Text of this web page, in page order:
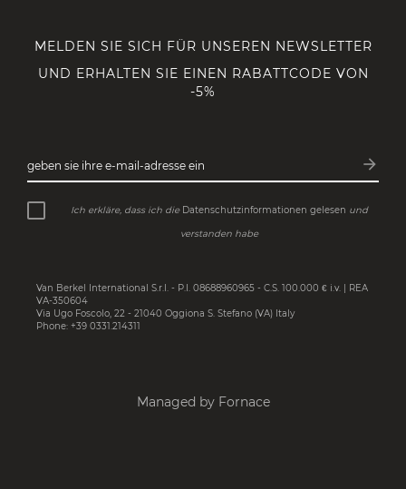
MELDEN SIE SICH FÜR UNSEREN NEWSLETTER
UND ERHALTEN SIE EINEN RABATTCODE VON
-5%
geben sie ihre e-mail-adresse ein arrow_forward
Ich erkläre, dass ich die Datenschutzinformationen gelesen und
verstanden habe
Van Berkel International S.r.l. - P.I. 08688960965 - C.S. 100.000 € i.v. | REA
VA-350604
Via Ugo Foscolo, 22 - 21040 Oggiona S. Stefano (VA) Italy
Phone: +39 0331.214311
Managed by Fornace